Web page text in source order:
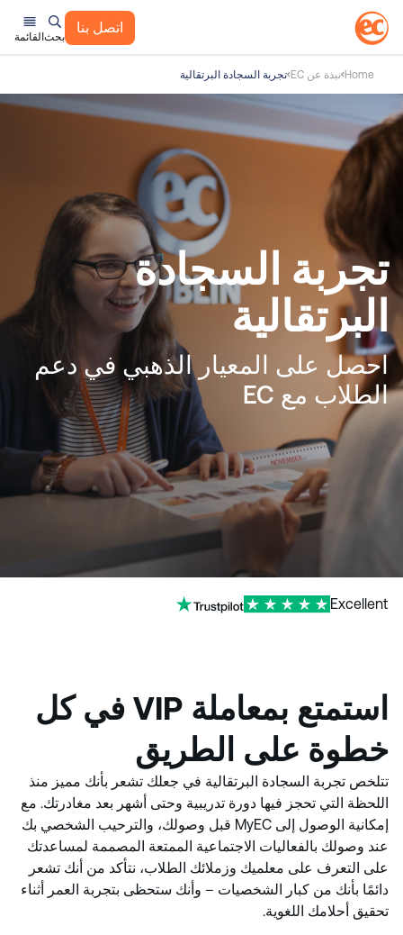
ط
ى
ا
م
ت
ى
اتصل بنا
بحث القائمة
Home نبذة عن EC تجربة السجادة البرتقالية
تجربة السجادة
البرتقالية
احصل على المعيار الذهبي في دعم
الطلاب مع EC
Excellent
استمتع بمعاملة VIP في كل
خطوة على الطريق
تتلخص تجربة السجادة البرتقالية في جعلك تشعر بأنك مميز منذ
اللحظة التي تحجز فيها دورة تدريبية وحتى أشهر بعد مغادرتك. مع
إمكانية الوصول إلى MyEC قبل وصولك، والترحيب الشخصي بك
عند وصولك بالفعاليات الاجتماعية الممتعة المصممة لمساعدتك
على التعرف على معلميك وزملائك الطلاب، نتأكد من أنك تشعر
دائمًا بأنك من كبار الشخصيات – وأنك ستحظى بتجربة العمر أثناء
تحقيق أحلامك اللغوية.